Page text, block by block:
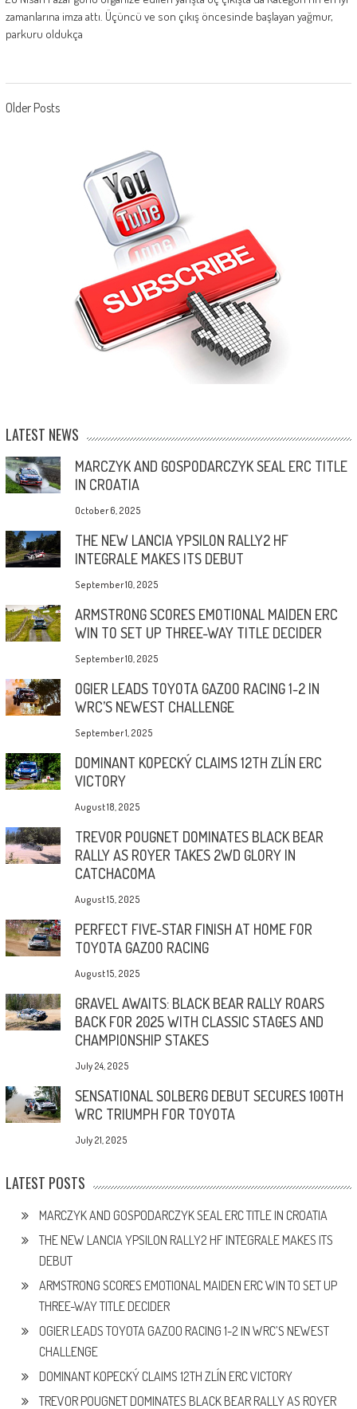
zamanlarına imza attı. Üçüncü ve son çıkış öncesinde başlayan yağmur,
parkuru oldukça
Posts navigation
Older Posts
LATEST NEWS
MARCZYK AND GOSPODARCZYK SEAL ERC TITLE
IN CROATIA
October 6, 2025
THE NEW LANCIA YPSILON RALLY2 HF
INTEGRALE MAKES ITS DEBUT
September 10, 2025
ARMSTRONG SCORES EMOTIONAL MAIDEN ERC
WIN TO SET UP THREE-WAY TITLE DECIDER
September 10, 2025
OGIER LEADS TOYOTA GAZOO RACING 1-2 IN
WRC’S NEWEST CHALLENGE
September 1, 2025
DOMINANT KOPECKÝ CLAIMS 12TH ZLÍN ERC
VICTORY
August 18, 2025
TREVOR POUGNET DOMINATES BLACK BEAR
RALLY AS ROYER TAKES 2WD GLORY IN
CATCHACOMA
August 15, 2025
PERFECT FIVE-STAR FINISH AT HOME FOR
TOYOTA GAZOO RACING
August 15, 2025
GRAVEL AWAITS: BLACK BEAR RALLY ROARS
BACK FOR 2025 WITH CLASSIC STAGES AND
CHAMPIONSHIP STAKES
July 24, 2025
SENSATIONAL SOLBERG DEBUT SECURES 100TH
WRC TRIUMPH FOR TOYOTA
July 21, 2025
LATEST POSTS
MARCZYK AND GOSPODARCZYK SEAL ERC TITLE IN CROATIA
THE NEW LANCIA YPSILON RALLY2 HF INTEGRALE MAKES ITS
DEBUT
ARMSTRONG SCORES EMOTIONAL MAIDEN ERC WIN TO SET UP
THREE-WAY TITLE DECIDER
OGIER LEADS TOYOTA GAZOO RACING 1-2 IN WRC’S NEWEST
CHALLENGE
DOMINANT KOPECKÝ CLAIMS 12TH ZLÍN ERC VICTORY
TREVOR POUGNET DOMINATES BLACK BEAR RALLY AS ROYER